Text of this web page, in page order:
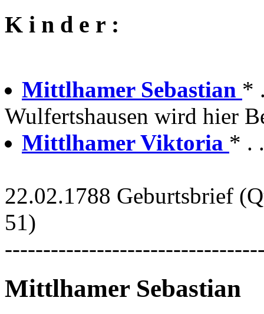
K i n d e r :
Mittlhamer Sebastian *
Wulfertshausen wird hier
Mittlhamer Viktoria * .
22.02.1788 Geburtsbrief
51)
Mittlhamer Sebastian